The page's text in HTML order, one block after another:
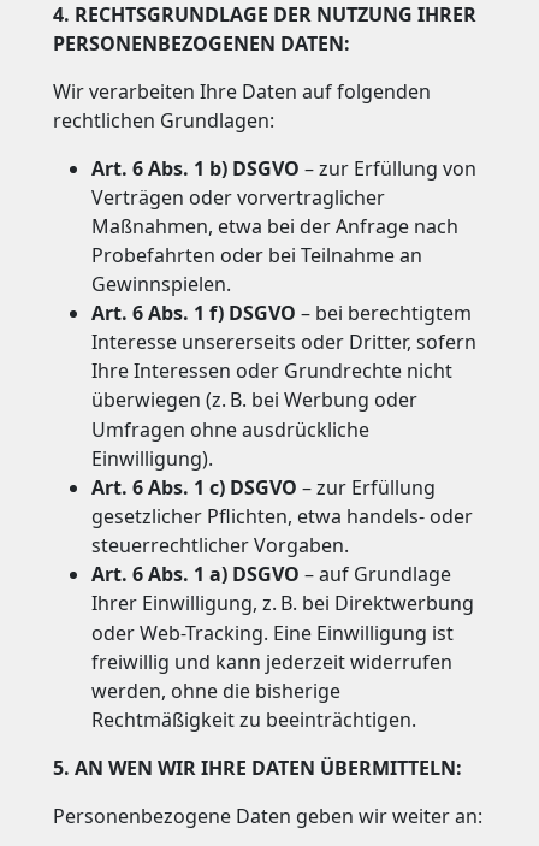
4. RECHTSGRUNDLAGE DER NUTZUNG IHRER
PERSONENBEZOGENEN DATEN:
Wir verarbeiten Ihre Daten auf folgenden
rechtlichen Grundlagen:
Art. 6 Abs. 1 b) DSGVO – zur Erfüllung von
Verträgen oder vorvertraglicher
Maßnahmen, etwa bei der Anfrage nach
Probefahrten oder bei Teilnahme an
Gewinnspielen.
Art. 6 Abs. 1 f) DSGVO – bei berechtigtem
Interesse unsererseits oder Dritter, sofern
Ihre Interessen oder Grundrechte nicht
überwiegen (z. B. bei Werbung oder
Umfragen ohne ausdrückliche
Einwilligung).
Art. 6 Abs. 1 c) DSGVO – zur Erfüllung
gesetzlicher Pflichten, etwa handels- oder
steuerrechtlicher Vorgaben.
Art. 6 Abs. 1 a) DSGVO – auf Grundlage
Ihrer Einwilligung, z. B. bei Direktwerbung
oder Web-Tracking. Eine Einwilligung ist
freiwillig und kann jederzeit widerrufen
werden, ohne die bisherige
Rechtmäßigkeit zu beeinträchtigen.
5. AN WEN WIR IHRE DATEN ÜBERMITTELN:
Personenbezogene Daten geben wir weiter an: